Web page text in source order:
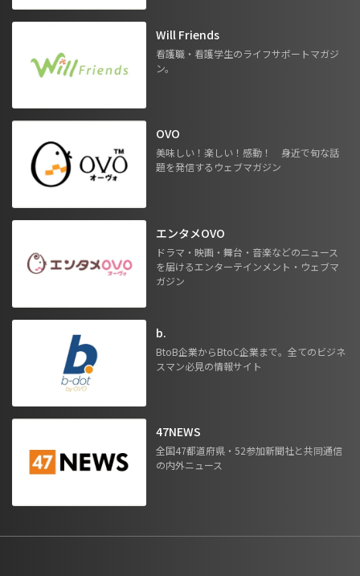
Will Friends
看護職・看護学生のライフサポートマガジ
ン。
OVO
美味しい！楽しい！感動！ 身近で旬な話
題を発信するウェブマガジン
エンタメOVO
ドラマ・映画・舞台・音楽などのニュース
を届けるエンターテインメント・ウェブマ
ガジン
b.
BtoB企業からBtoC企業まで。全てのビジネ
スマン必見の情報サイト
47NEWS
全国47都道府県・52参加新聞社と共同通信
の内外ニュース